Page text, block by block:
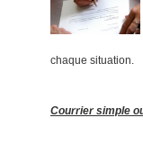
chaque situation.
Courrier simple